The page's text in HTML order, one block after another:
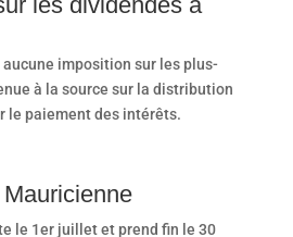
aucune imposition sur les plus-
à la source sur la distribution
le paiement des intérêts.
le 1er juillet et prend fin le 30